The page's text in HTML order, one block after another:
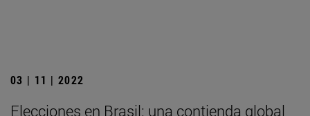
03 | 11 | 2022
Elecciones en Brasil: una contienda global